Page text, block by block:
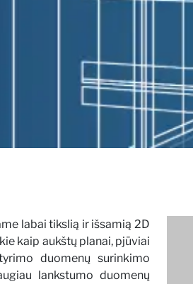
labai tikslią ir išsamią 2D
kaip aukštų planai, pjūviai
duomenų surinkimo
lankstumo duomenų